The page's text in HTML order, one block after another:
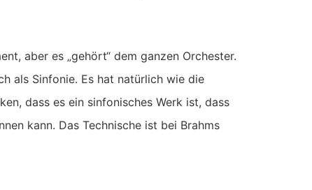
aber es „gehört“ dem ganzen Orchester.
als Sinfonie. Es hat natürlich wie die
dass es ein sinfonisches Werk ist, dass
kann. Das Technische ist bei Brahms